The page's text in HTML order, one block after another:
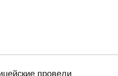
провели